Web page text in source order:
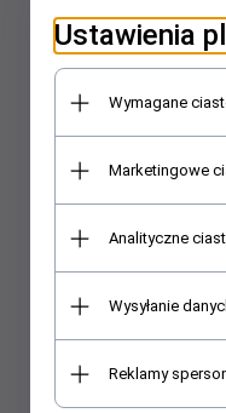
Symbol producenta: 52424
EAN/UPC:
Ustawienia
Wymagane
Marketingowe
Analityczne
Wysyłanie
Reklamy